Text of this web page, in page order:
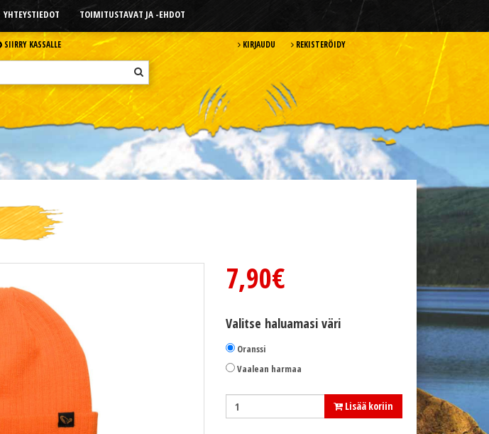
YHTEYSTIEDOT TOIMITUSTAVAT JA -EHDOT
SIIRRY KASSALLE KIRJAUDU REKISTERÖIDY
7,90€
Valitse haluamasi väri
Oranssi
Vaalean harmaa
Lisää koriin